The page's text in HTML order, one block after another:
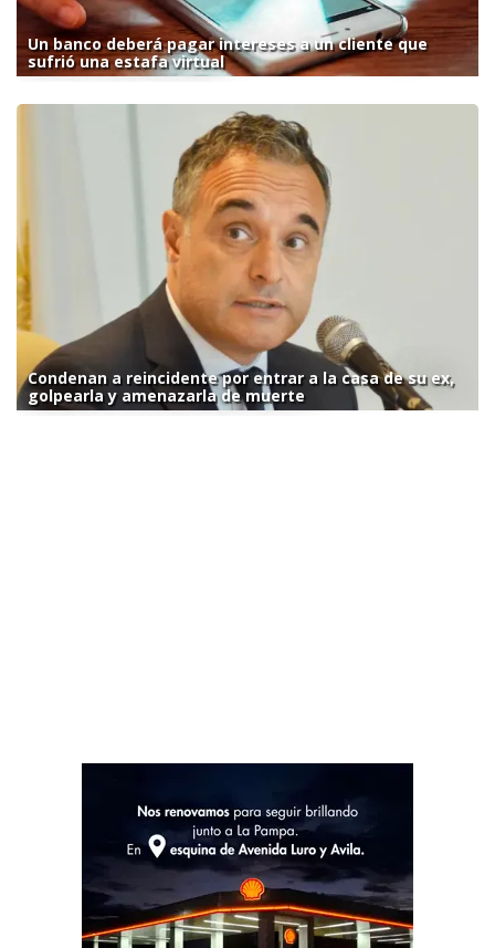
Un banco deberá pagar intereses a un cliente que
sufrió una estafa virtual
Condenan a reincidente por entrar a la casa de su ex,
golpearla y amenazarla de muerte